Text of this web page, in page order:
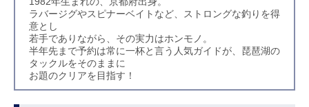
ラバージグやスピナーベイトなど、ストロングな釣りを得
意とし
若手でありながら、その実力はホンモノ。
半年先まで予約は常に一杯と言う人気ガイドが、琵琶湖の
タックルをそのままに
お題のクリアを目指す！